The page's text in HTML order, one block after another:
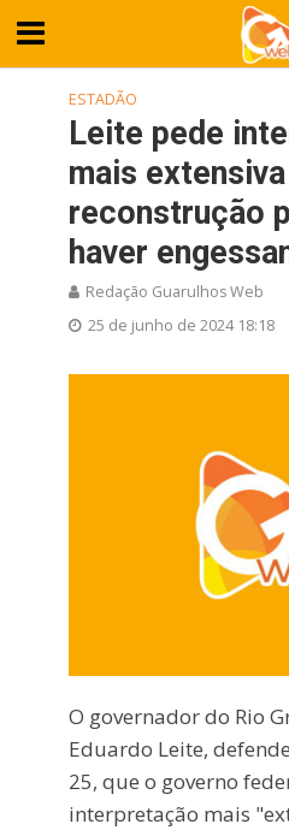
ESTADÃO
Leite pede
mais
reconstrução
haver
Redação Guarulhos Web
25 de junho de 2024 18:18
O governador do Rio
Eduardo Leite,
25, que o governo
interpretação mais